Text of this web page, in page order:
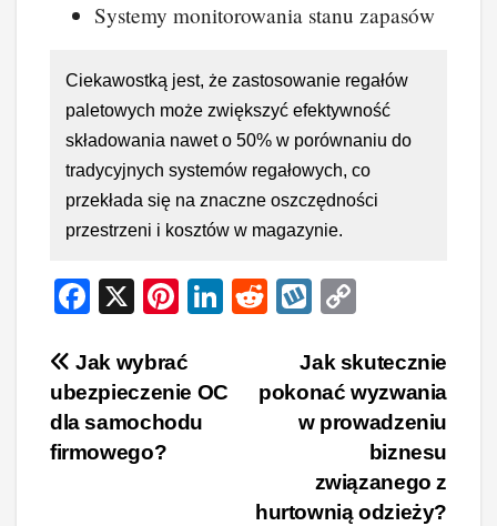
Systemy monitorowania stanu zapasów
Ciekawostką jest, że zastosowanie regałów
paletowych może zwiększyć efektywność
składowania nawet o 50% w porównaniu do
tradycyjnych systemów regałowych, co
przekłada się na znaczne oszczędności
przestrzeni i kosztów w magazynie.
F
c
e
b
X
Pi
er
e
st
Li
e
R
di
W
o
p
p
y
Li
n
k
Nawigacja
wpisu
Jak skutecznie
pokonać wyzwania
w prowadzeniu
biznesu
związanego z
hurtownią odzieży?
Jak wybrać
ubezpieczenie OC
dla samochodu
firmowego?